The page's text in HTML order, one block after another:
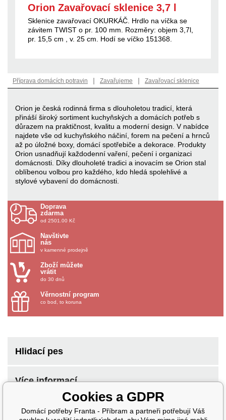
Orion Zavařovací sklenice 3,7 l
Sklenice zavařovací OKURKÁČ. Hrdlo na víčka se
závitem TWIST o pr. 100 mm. Rozměry: objem 3,7l,
pr. 15,5 cm , v. 25 cm. Hodí se víčko 151368.
Příprava domácích potravin | Zavařujeme | Zavařovací sklenice
Orion je česká rodinná firma s dlouholetou tradicí, která
přináší široký sortiment kuchyňských a domácích potřeb s
důrazem na praktičnost, kvalitu a moderní design. V nabídce
najdete vše od kuchyňského náčiní, forem na pečení a hrnců
až po úložné boxy, domácí spotřebiče a dekorace. Produkty
Orion usnadňují každodenní vaření, pečení i organizaci
domácnosti. Díky dlouholeté tradici a inovacím se Orion stal
oblíbenou volbou pro každého, kdo hledá spolehlivé a
stylové vybavení do domácnosti.
Doprava
zdarma
od 2501.00 Kč
Navštivte
nás
v kamenné prodejně
Zboží můžete
vrátit
do 30 dnů
Věrnostní program
co bod, to koruna
Hlidací pes
Více informací
Cookies a GDPR
Domácí potřeby Franta - Příbram a partneři potřebují Váš